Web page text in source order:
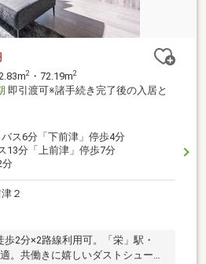
2 ・72.19m2
即引渡可※諸手続き完了後の入居と
ス6分「下前津」停歩4分
13分「上前津」停歩7分
２
2分×2路線利用可。「栄」駅・
。共働きに嬉しいダストシュータ